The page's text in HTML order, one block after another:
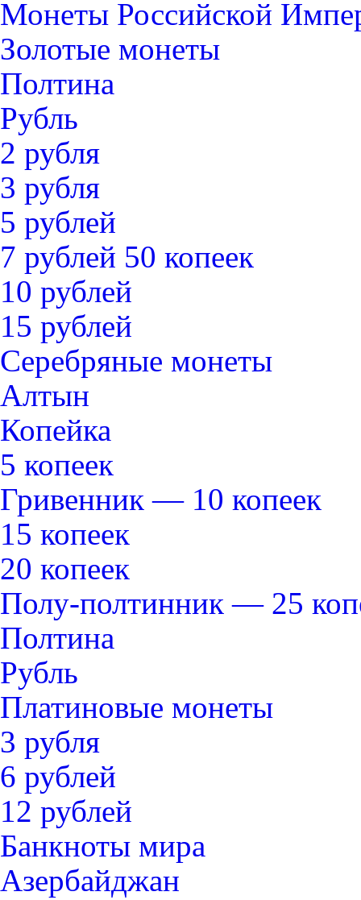
Монеты Российской
Золотые монеты
Полтина
Рубль
2 рубля
3 рубля
5 рублей
7 рублей 50 копеек
10 рублей
15 рублей
Серебряные монеты
Алтын
Копейка
5 копеек
Гривенник — 10 копеек
15 копеек
20 копеек
Полу-полтинник — 25
Полтина
Рубль
Платиновые монеты
3 рубля
6 рублей
12 рублей
Банкноты мира
Азербайджан